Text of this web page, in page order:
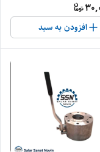
افزودن به سبد